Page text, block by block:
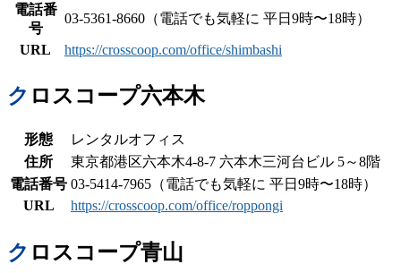
電話番
号
03-5361-8660（電話でも気軽に 平日9時〜18時）
URL https://crosscoop.com/office/shimbashi
クロスコープ六本木
形態
レンタルオフィス
住所
東京都港区六本木4-8-7 六本木三河台ビル 5～8階
電話番号 03-5414-7965（電話でも気軽に 平日9時〜18時）
URL
https://crosscoop.com/office/roppongi
クロスコープ青山